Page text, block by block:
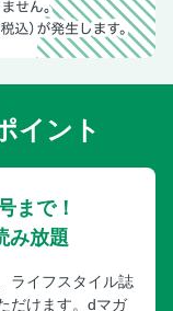
イント
まで！
み放題
ライフスタイル誌
だけます。dマガ